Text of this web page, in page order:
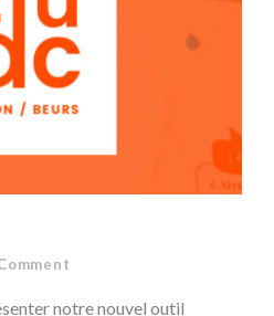
notre nouvel outil